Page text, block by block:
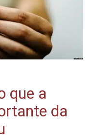
que a
da